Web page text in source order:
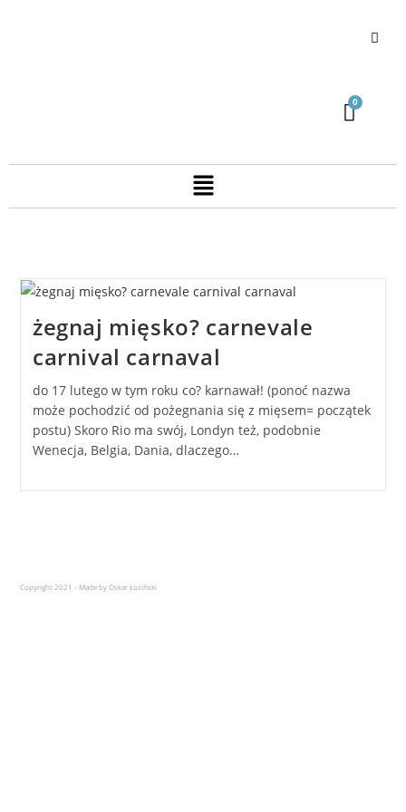
żegnaj mięsko? carnevale
carnival carnaval
do 17 lutego w tym roku co? karnawał! (ponoć nazwa
może pochodzić od pożegnania się z mięsem= początek
postu) Skoro Rio ma swój, Londyn też, podobnie
Wenecja, Belgia, Dania, dlaczego…
Copyright 2021 - Made by Oskar Łoziński